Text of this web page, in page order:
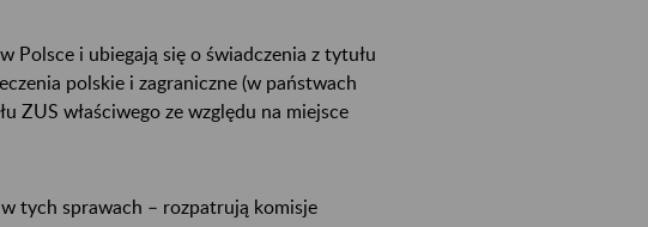
Polsce i ubiegają się o świadczenia z tytułu
polskie i zagraniczne (w państwach
ZUS właściwego ze względu na miejsce
tych sprawach – rozpatrują komisje